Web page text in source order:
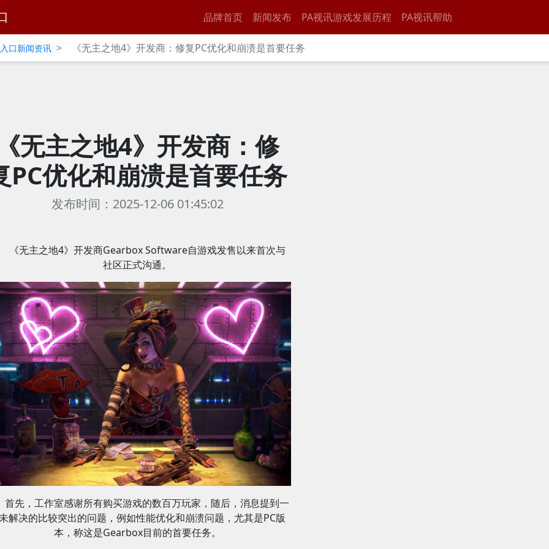
品牌首页 新闻发布 PA视讯游戏发展历程 PA视讯帮助
口新闻资讯 > 《无主之地4》开发商：修复PC优化和崩溃是首要任务
无主之地4》开发商：修
PC优化和崩溃是首要任务
发布时间：2025-12-06 01:45:02
《无主之地4》开发商Gearbox Software自游戏发售以来首次与
社区正式沟通。
首先，工作室感谢所有购买游戏的数百万玩家，随后，消息提到一
解决的比较突出的问题，例如性能优化和崩溃问题，尤其是PC版
本，称这是Gearbox目前的首要任务。